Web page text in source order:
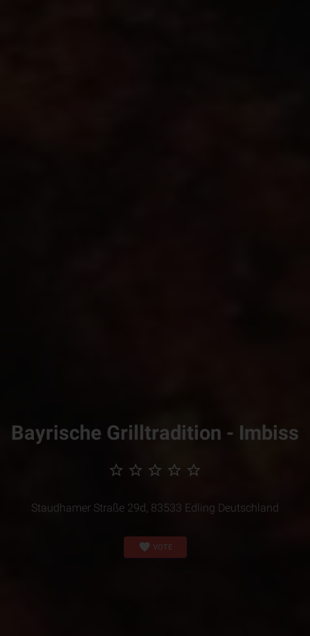
Bayrische Grilltradition - Imbiss
star_border star_border star_border star_border star_border
Staudhamer Straße 29d, 83533 Edling Deutschland
favorite VOTE